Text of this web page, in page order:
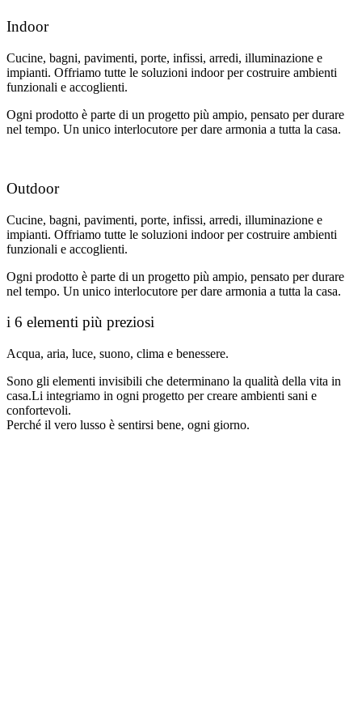
Indoor
Cucine, bagni, pavimenti, porte, infissi, arredi, illuminazione e
impianti. Offriamo tutte le soluzioni indoor per costruire ambienti
funzionali e accoglienti.
Ogni prodotto è parte di un progetto più ampio, pensato per durare
nel tempo. Un unico interlocutore per dare armonia a tutta la casa.
Outdoor
Cucine, bagni, pavimenti, porte, infissi, arredi, illuminazione e
impianti. Offriamo tutte le soluzioni indoor per costruire ambienti
funzionali e accoglienti.
Ogni prodotto è parte di un progetto più ampio, pensato per durare
nel tempo. Un unico interlocutore per dare armonia a tutta la casa.
i 6 elementi più preziosi
Acqua, aria, luce, suono, clima e benessere.
Sono gli elementi invisibili che determinano la qualità della vita in
casa.Li integriamo in ogni progetto per creare ambienti sani e
confortevoli.
Perché il vero lusso è sentirsi bene, ogni giorno.